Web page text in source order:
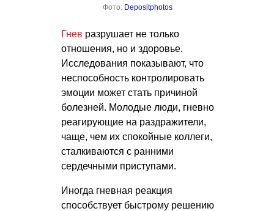
Фото: Depositphotos
Гнев разрушает не только
отношения, но и здоровье.
Исследования показывают, что
неспособность контролировать
эмоции может стать причиной
болезней. Молодые люди, гневно
реагирующие на раздражители,
чаще, чем их спокойные коллеги,
сталкиваются с ранними
сердечными приступами.
Иногда гневная реакция
способствует быстрому решению